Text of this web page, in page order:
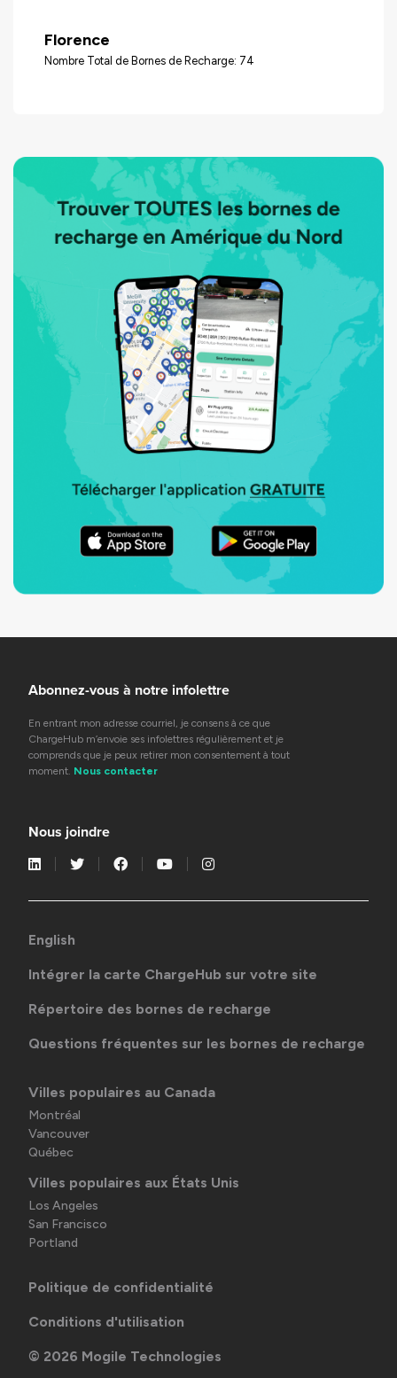
Florence
Nombre Total de Bornes de Recharge: 74
Abonnez-vous à notre infolettre
En entrant mon adresse courriel, je consens à ce que
ChargeHub m’envoie ses infolettres régulièrement et je
comprends que je peux retirer mon consentement à tout
moment. Nous contacter
Nous joindre
English
Intégrer la carte ChargeHub sur votre site
Répertoire des bornes de recharge
Questions fréquentes sur les bornes de recharge
Villes populaires au Canada
Montréal
Vancouver
Québec
Villes populaires aux États Unis
Los Angeles
San Francisco
Portland
Politique de confidentialité
Conditions d'utilisation
© 2026 Mogile Technologies